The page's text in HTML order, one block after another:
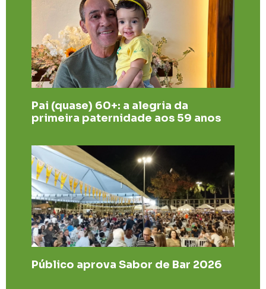
Pai (quase) 60+: a alegria da
primeira paternidade aos 59 anos
Público aprova Sabor de Bar 2026